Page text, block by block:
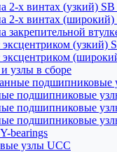
2-х винтах (узкий)
2-х винтах
(узкий)
узлы в сборе
подшипниковые
подшипниковые
подшипниковые
подшипниковые
bearings
узлы UCC